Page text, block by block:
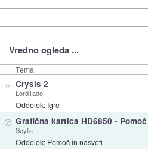
Vredno ogleda ...
Tema
» Crysis 2
LordTado
Oddelek: Igre
⊘ Grafična kartica HD6850 - Pomoč
Scylla
Oddelek: Pomoč in nasveti